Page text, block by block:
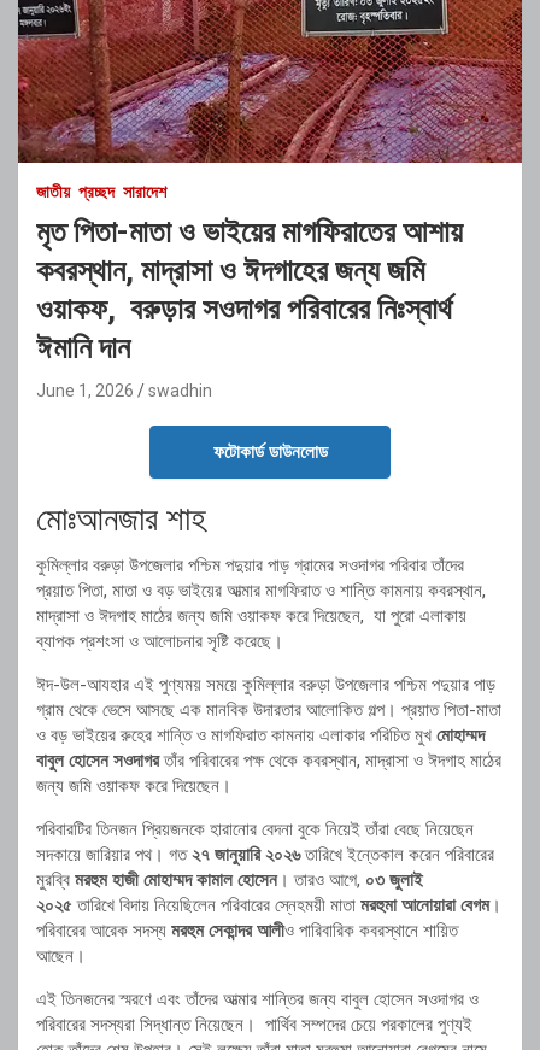
জাতীয় প্রচ্ছদ সারাদেশ
মৃত পিতা-মাতা ও ভাইয়ের মাগফিরাতের আশায়
কবরস্থান, মাদ্রাসা ও ঈদগাহের জন্য জমি
ওয়াকফ, বরুড়ার সওদাগর পরিবারের নিঃস্বার্থ
ঈমানি দান
June 1, 2026 swadhin
ফটোকার্ড ডাউনলোড
মোঃআনজার শাহ
কুমিল্লার বরুড়া উপজেলার পশ্চিম পদুয়ার পাড় গ্রামের সওদাগর পরিবার তাঁদের
প্রয়াত পিতা, মাতা ও বড় ভাইয়ের আত্মার মাগফিরাত ও শান্তি কামনায় কবরস্থান,
মাদ্রাসা ও ঈদগাহ মাঠের জন্য জমি ওয়াকফ করে দিয়েছেন, যা পুরো এলাকায়
ব্যাপক প্রশংসা ও আলোচনার সৃষ্টি করেছে।
ঈদ-উল-আযহার এই পুণ্যময় সময়ে কুমিল্লার বরুড়া উপজেলার পশ্চিম পদুয়ার পাড়
গ্রাম থেকে ভেসে আসছে এক মানবিক উদারতার আলোকিত গল্প। প্রয়াত পিতা-মাতা
ও বড় ভাইয়ের রুহের শান্তি ও মাগফিরাত কামনায় এলাকার পরিচিত মুখ মোহাম্মদ
বাবুল হোসেন সওদাগরতাঁর পরিবারের পক্ষ থেকে কবরস্থান, মাদ্রাসা ও ঈদগাহ মাঠের
জন্য জমি ওয়াকফ করে দিয়েছেন।
পরিবারটির তিনজন প্রিয়জনকে হারানোর বেদনা বুকে নিয়েই তাঁরা বেছে নিয়েছেন
সদকায়ে জারিয়ার পথ। গত২৭ জানুয়ারি ২০২৬তারিখে ইন্তেকাল করেন পরিবারের
মুরব্বি মরহুম হাজী মোহাম্মদ কামাল হোসেন। তারও আগে, ০৩ জুলাই
২০২৫ তারিখে বিদায় নিয়েছিলেন পরিবারের স্নেহময়ী মাতা মরহুমা আনোয়ারা বেগম।
পরিবারের আরেক সদস্য মরহুম সেকান্দর আলীও পারিবারিক কবরস্থানে শায়িত
আছেন।
এই তিনজনের স্মরণে এবং তাঁদের আত্মার শান্তির জন্য বাবুল হোসেন সওদাগর ও
পরিবারের সদস্যরা সিদ্ধান্ত নিয়েছেন। পার্থিব সম্পদের চেয়ে পরকালের পুণ্যই